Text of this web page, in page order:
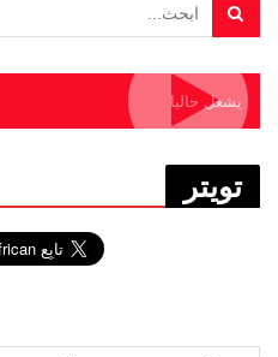
يشغل حاليا
تويتر